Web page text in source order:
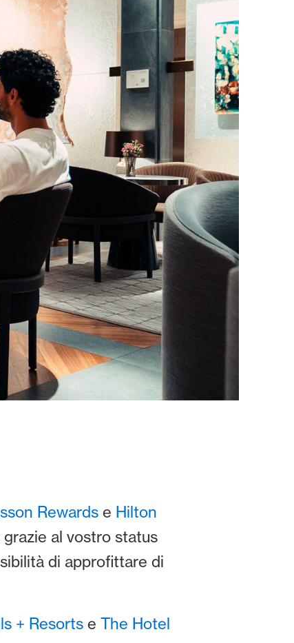
Rewards e Hilton
al vostro status
di approfittare di
+ Resorts e The Hotel